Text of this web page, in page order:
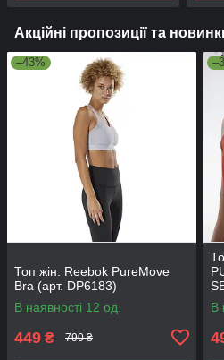
Акційні пропозиції та
–43%
Топ жін. Reebok PureMove
Bra (арт. DP6183)
В наявності 12 од.
449 ₴ 790 ₴
В